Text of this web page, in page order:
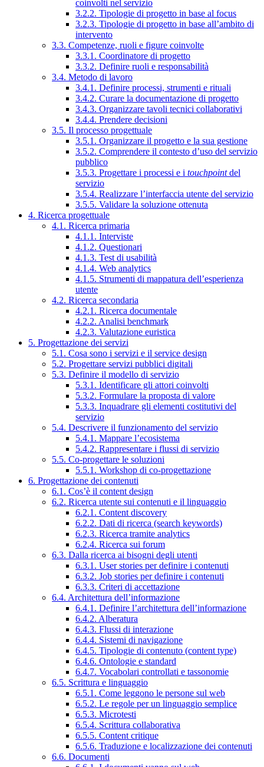
coinvolti nel servizio
3.2.2. Tipologie di progetto in base al focus
3.2.3. Tipologie di progetto in base all’ambito di
intervento
3.3. Competenze, ruoli e figure coinvolte
3.3.1. Coordinatore di progetto
3.3.2. Definire ruoli e responsabilità
3.4. Metodo di lavoro
3.4.1. Definire processi, strumenti e rituali
3.4.2. Curare la documentazione di progetto
3.4.3. Organizzare tavoli tecnici collaborativi
3.4.4. Prendere decisioni
3.5. Il processo progettuale
3.5.1. Organizzare il progetto e la sua gestione
3.5.2. Comprendere il contesto d’uso del servizio
pubblico
3.5.3. Progettare i processi e i touchpointdel
servizio
3.5.4. Realizzare l’interfaccia utente del servizio
3.5.5. Validare la soluzione ottenuta
4. Ricerca progettuale
4.1. Ricerca primaria
4.1.1. Interviste
4.1.2. Questionari
4.1.3. Test di usabilità
4.1.4. Web analytics
4.1.5. Strumenti di mappatura dell’esperienza
utente
4.2. Ricerca secondaria
4.2.1. Ricerca documentale
4.2.2. Analisi benchmark
4.2.3. Valutazione euristica
5. Progettazione dei servizi
5.1. Cosa sono i servizi e il service design
5.2. Progettare servizi pubblici digitali
5.3. Definire il modello di servizio
5.3.1. Identificare gli attori coinvolti
5.3.2. Formulare la proposta di valore
5.3.3. Inquadrare gli elementi costitutivi del
servizio
5.4. Descrivere il funzionamento del servizio
5.4.1. Mappare l’ecosistema
5.4.2. Rappresentare i flussi di servizio
5.5. Co-progettare le soluzioni
5.5.1. Workshop di co-progettazione
6. Progettazione dei contenuti
6.1. Cos’è il content design
6.2. Ricerca utente sui contenuti e il linguaggio
6.2.1. Content discovery
6.2.2. Dati di ricerca (search keywords)
6.2.3. Ricerca tramite analytics
6.2.4. Ricerca sui forum
6.3. Dalla ricerca ai bisogni degli utenti
6.3.1. User stories per definire i contenuti
6.3.2. Job stories per definire i contenuti
6.3.3. Criteri di accettazione
6.4. Architettura dell’informazione
6.4.1. Definire l’architettura dell’informazione
6.4.2. Alberatura
6.4.3. Flussi di interazione
6.4.4. Sistemi di navigazione
6.4.5. Tipologie di contenuto (content type)
6.4.6. Ontologie e standard
6.4.7. Vocabolari controllati e tassonomie
6.5. Scrittura e linguaggio
6.5.1. Come leggono le persone sul web
6.5.2. Le regole per un linguaggio semplice
6.5.3. Microtesti
6.5.4. Scrittura collaborativa
6.5.5. Content critique
6.5.6. Traduzione e localizzazione dei contenuti
6.6. Documenti